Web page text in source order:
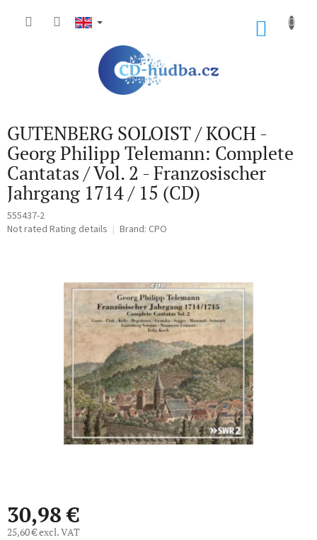
GUTENBERG SOLOIST / KOCH -
Georg Philipp Telemann: Complete
Cantatas / Vol. 2 - Franzosischer
Jahrgang 1714 / 15 (CD)
555437-2
The
Not rated Rating details Brand: CPO
30,98 €
25,60 € excl. VAT